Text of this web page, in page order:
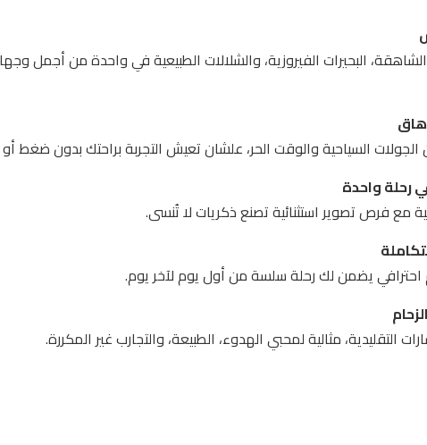
البحيرات الفيروزية، والشلالات الطبيعية في واحدة من أجمل
السياحية والوقت الحر، علشان تعيش التجربة براحتك بدون ضغط
رحلة واحدة
مع فرص تصوير استثنائية تصنع ذكريات لا تُنسى.
احترافي يضمن لك رحلة سلسة من أول يوم لآخر يوم.
التقليدية، مثالية لمحبي الهدوء، الطبيعة، والتجارب غير المكررة.